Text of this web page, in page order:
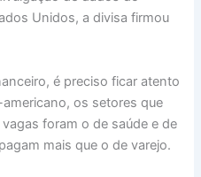
Unidos, a divisa firmou
é preciso ficar atento
os setores que
foram o de saúde e de
mais que o de varejo.